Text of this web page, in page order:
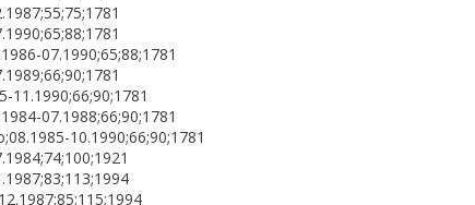
07.1990;65;88;1781
11.1990;66;90;1781
07.1988;66;90;1781
10.1990;66;90;1781